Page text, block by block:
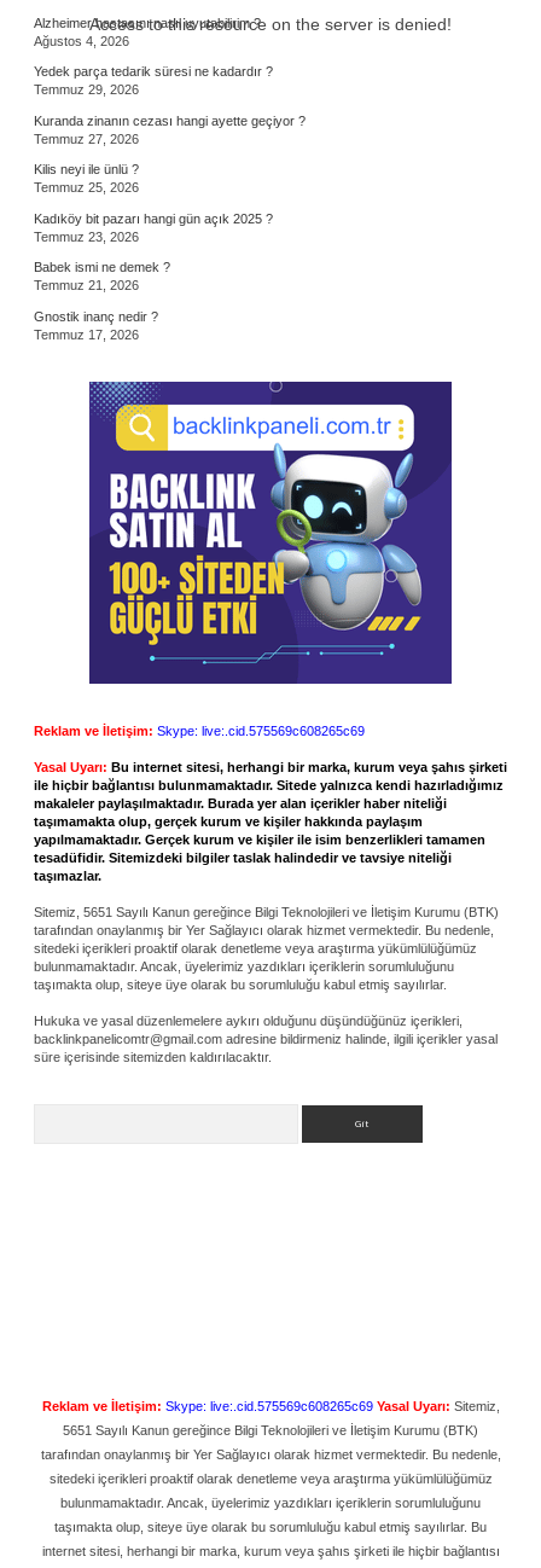
Alzheimer hastasını nasıl uyutabilirim ?
Ağustos 4, 2026
Yedek parça tedarik süresi ne kadardır ?
Temmuz 29, 2026
Kuranda zinanın cezası hangi ayette geçiyor ?
Temmuz 27, 2026
Kilis neyi ile ünlü ?
Temmuz 25, 2026
Kadıköy bit pazarı hangi gün açık 2025 ?
Temmuz 23, 2026
Babek ismi ne demek ?
Temmuz 21, 2026
Gnostik inanç nedir ?
Temmuz 17, 2026
Reklam ve İletişim: Skype: live:.cid.575569c608265c69
Yasal Uyarı: Bu internet sitesi, herhangi bir marka, kurum veya şahıs şirketi
ile hiçbir bağlantısı bulunmamaktadır. Sitede yalnızca kendi hazırladığımız
makaleler paylaşılmaktadır. Burada yer alan içerikler haber niteliği
taşımamakta olup, gerçek kurum ve kişiler hakkında paylaşım
yapılmamaktadır. Gerçek kurum ve kişiler ile isim benzerlikleri tamamen
tesadüfidir. Sitemizdeki bilgiler taslak halindedir ve tavsiye niteliği
taşımazlar.
Sitemiz, 5651 Sayılı Kanun gereğince Bilgi Teknolojileri ve İletişim Kurumu (BTK)
tarafından onaylanmış bir Yer Sağlayıcı olarak hizmet vermektedir. Bu nedenle,
sitedeki içerikleri proaktif olarak denetleme veya araştırma yükümlülüğümüz
bulunmamaktadır. Ancak, üyelerimiz yazdıkları içeriklerin sorumluluğunu
taşımakta olup, siteye üye olarak bu sorumluluğu kabul etmiş sayılırlar.
Hukuka ve yasal düzenlemelere aykırı olduğunu düşündüğünüz içerikleri,
backlinkpanelicomtr@gmail.com adresine bildirmeniz halinde, ilgili içerikler yasal
süre içerisinde sitemizden kaldırılacaktır.
Access to this resource on the server is denied!
Reklam ve İletişim: Skype: live:.cid.575569c608265c69 Yasal Uyarı: Sitemiz,
5651 Sayılı Kanun gereğince Bilgi Teknolojileri ve İletişim Kurumu (BTK)
tarafından onaylanmış bir Yer Sağlayıcı olarak hizmet vermektedir. Bu nedenle,
sitedeki içerikleri proaktif olarak denetleme veya araştırma yükümlülüğümüz
bulunmamaktadır. Ancak, üyelerimiz yazdıkları içeriklerin sorumluluğunu
taşımakta olup, siteye üye olarak bu sorumluluğu kabul etmiş sayılırlar. Bu
internet sitesi, herhangi bir marka, kurum veya şahıs şirketi ile hiçbir bağlantısı